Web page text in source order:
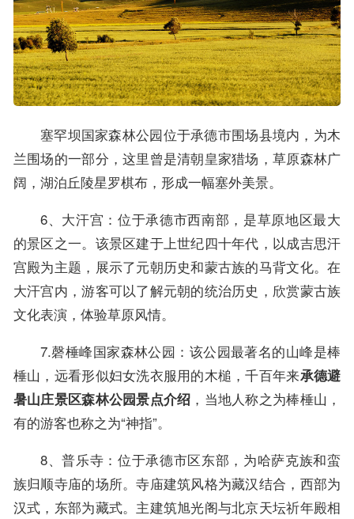
塞罕坝国家森林公园位于承德市围场县境内，为木
兰围场的一部分，这里曾是清朝皇家猎场，草原森林广
阔，湖泊丘陵星罗棋布，形成一幅塞外美景。
6、大汗宫：位于承德市西南部，是草原地区最大
的景区之一。该景区建于上世纪四十年代，以成吉思汗
宫殿为主题，展示了元朝历史和蒙古族的马背文化。在
大汗宫内，游客可以了解元朝的统治历史，欣赏蒙古族
文化表演，体验草原风情。
7.磬棰峰国家森林公园：该公园最著名的山峰是棒
棰山，远看形似妇女洗衣服用的木槌，千百年来承德避
暑山庄景区森林公园景点介绍 ，当地人称之为棒棰山，
有的游客也称之为“神指”。
8、普乐寺：位于承德市区东部，为哈萨克族和蛮
族归顺寺庙的场所。寺庙建筑风格为藏汉结合，西部为
汉式，东部为藏式。主建筑旭光阁与北京天坛祈年殿相